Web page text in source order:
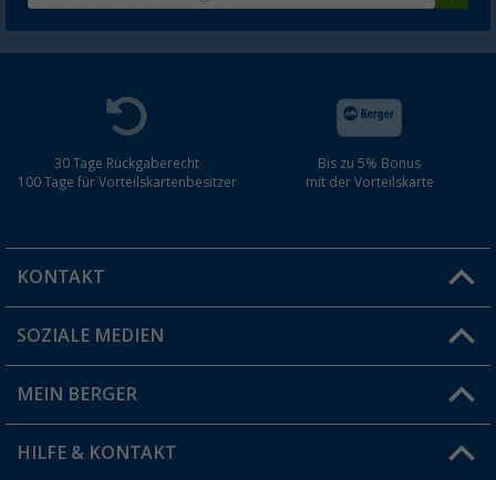
30 Tage Rückgaberecht
100 Tage für Vorteilskartenbesitzer
Bis zu 5% Bonus
mit der Vorteilskarte
KONTAKT
Du hast eine Frage?
Filiale finden
SOZIALE MEDIEN
MEIN BERGER
Vorteilskarte
HILFE & KONTAKT